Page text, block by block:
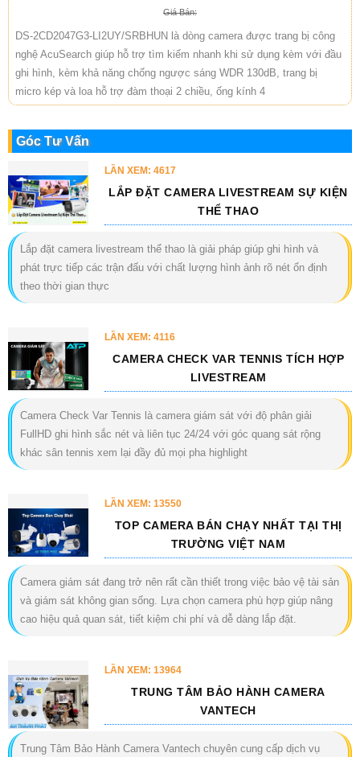
Giá Bán:
DS-2CD2047G3-LI2UY/SRBHUN là dòng camera được trang bị công
nghệ AcuSearch giúp hỗ trợ tìm kiếm nhanh khi sử dụng kèm với đầu
ghi hình, kèm khả năng chống ngược sáng WDR 130dB, trang bị
micro kép và loa hỗ trợ đàm thoại 2 chiều, ống kính 4
Góc Tư Vấn
LẦN XEM: 4617
LẮP ĐẶT CAMERA LIVESTREAM SỰ KIỆN
THỂ THAO
Lắp đặt camera livestream thể thao là giải pháp giúp ghi hình và
phát trực tiếp các trận đấu với chất lượng hình ảnh rõ nét ổn định
theo thời gian thực
LẦN XEM: 4116
CAMERA CHECK VAR TENNIS TÍCH HỢP
LIVESTREAM
Camera Check Var Tennis là camera giám sát với độ phân giải
FullHD ghi hình sắc nét và liên tục 24/24 với góc quang sát rộng
khác sân tennis xem lại đầy đủ mọi pha highlight
LẦN XEM: 13550
TOP CAMERA BÁN CHẠY NHẤT TẠI THỊ
TRƯỜNG VIỆT NAM
Camera giám sát đang trở nên rất cần thiết trong việc bảo vệ tài sản
và giám sát không gian sống. Lựa chọn camera phù hợp giúp nâng
cao hiệu quả quan sát, tiết kiệm chi phí và dễ dàng lắp đặt.
LẦN XEM: 13964
TRUNG TÂM BẢO HÀNH CAMERA
VANTECH
Trung Tâm Bảo Hành Camera Vantech chuyên cung cấp dịch vụ